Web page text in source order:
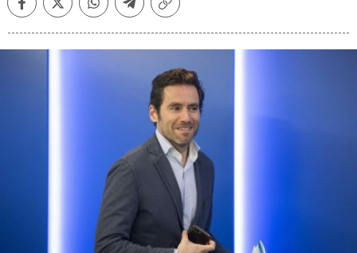
FacebookTwitterWhatsappTelegramCopiar